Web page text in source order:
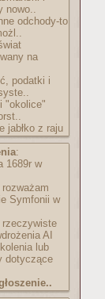
nowo..
odchody-to
na
podatki i
"okolice"
jabłko z raju
:
1689r w
Symfonii w
AI
lub
dotyczące